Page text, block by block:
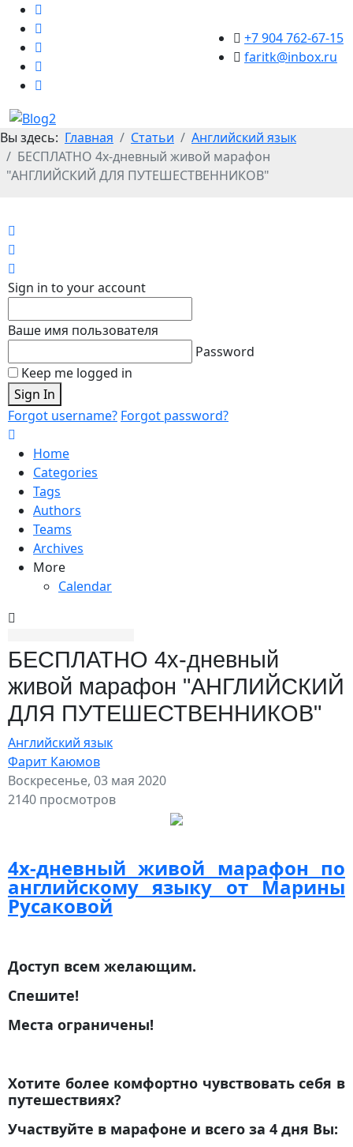
+7 904 762-67-15
faritk@inbox.ru
Вы здесь: Главная Статьи
Английский язык
БЕСПЛАТНО 4х-дневный живой марафон
"АНГЛИЙСКИЙ ДЛЯ ПУТЕШЕСТВЕННИКОВ"
Sign in to your account
Ваше имя пользователя
Password
Keep me logged in
Sign In
Forgot username? Forgot password?
Home
Categories
Tags
Authors
Teams
Archives
More
Calendar
БЕСПЛАТНО 4х-дневный
живой марафон "АНГЛИЙСКИЙ
ДЛЯ ПУТЕШЕСТВЕННИКОВ"
Английский язык
Фарит Каюмов
Воскресенье, 03 мая 2020
2140 просмотров
4х-дневный живой марафон по
английскому языку от Марины
Русаковой
Доступ всем желающим.
Спешите!
Места ограничены!
Хотите более комфортно чувствовать себя в
путешествиях?
Участвуйте в марафоне и всего за 4 дня Вы: